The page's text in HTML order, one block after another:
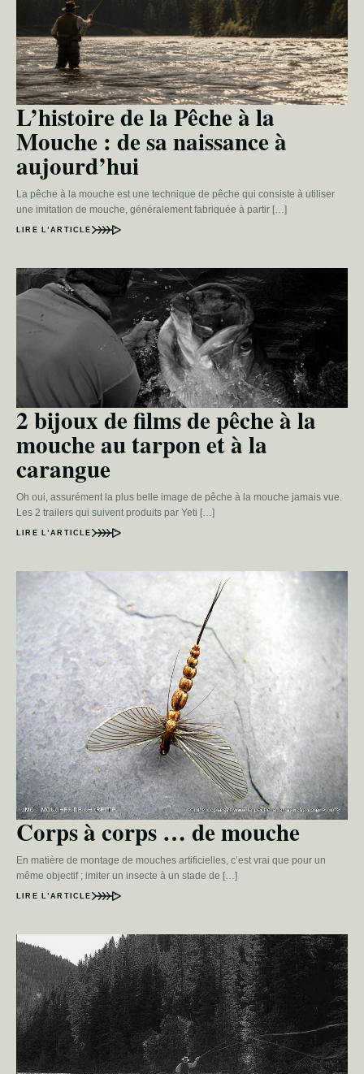
L’histoire de la Pêche à la
Mouche : de sa naissance à
aujourd’hui
La pêche à la mouche est une technique de pêche qui consiste à utiliser
une imitation de mouche, généralement fabriquée à partir […]
LIRE L’ARTICLE
2 bijoux de films de pêche à la
mouche au tarpon et à la
carangue
Oh oui, assurément la plus belle image de pêche à la mouche jamais vue.
Les 2 trailers qui suivent produits par Yeti […]
LIRE L’ARTICLE
Corps à corps … de mouche
En matière de montage de mouches artificielles, c’est vrai que pour un
même objectif ; imiter un insecte à un stade de […]
LIRE L’ARTICLE